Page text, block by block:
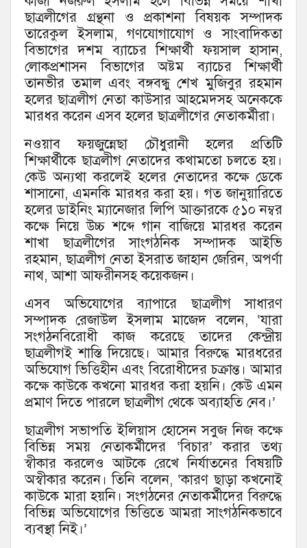
ছাত্রলীগের গ্রন্থনা ও প্রকাশনা বিষয়ক সম্পাদক
তারেকুল ইসলাম, গণযোগাযোগ ও সাংবাদিকতা
বিভাগের দশম ব্যাচের শিক্ষার্থী ফয়সাল হাসান,
লোকপ্রশাসন বিভাগের অষ্টম ব্যাচের শিক্ষার্থী
তানভীর তমাল এবং বঙ্গবন্ধু শেখ মুজিবুর রহমান
হলের ছাত্রলীগ নেতা কাউসার আহমেদসহ অনেককে
মারধর করেন এসব হলের ছাত্রলীগের নেতাকর্মীরা।
নওয়াব ফয়জুন্নেছা চৌধুরানী হলের প্রতিটি
শিক্ষার্থীকে ছাত্রলীগ নেতাদের কথামতো চলতে হয়।
কেউ অন্যথা করলেই হলের নেতাদের কক্ষে ডেকে
শাসানো, এমনকি মারধর করা হয়। গত জানুয়ারিতে
হলের ডাইনিং ম্যানেজার লিপি আক্তারকে ৫১০ নম্বর
কক্ষে নিয়ে উচ্চ শব্দে গান বাজিয়ে মারধর করেন
শাখা ছাত্রলীগের সাংগঠনিক সম্পাদক আইভি
রহমান, ছাত্রলীগ নেতা ইসরাত জাহান জেরিন, অপর্ণা
নাথ, আশা আফরীনসহ কয়েকজন।
এসব অভিযোগের ব্যাপারে ছাত্রলীগ সাধারণ
সম্পাদক রেজাউল ইসলাম মাজেদ বলেন, ‘যারা
সংগঠনবিরোধী কাজ করেছে তাদের কেন্দ্রীয়
ছাত্রলীগই শাস্তি দিয়েছে। আমার বিরুদ্ধে মারধরের
অভিযোগ ভিত্তিহীন এবং বিরোধীদের চক্রান্ত। আমার
কক্ষে কাউকে কখনো মারধর করা হয়নি। কেউ এমন
প্রমাণ দিতে পারলে ছাত্রলীগ থেকে অব্যাহতি নেব।’
ছাত্রলীগ সভাপতি ইলিয়াস হোসেন সবুজ নিজ কক্ষে
বিভিন্ন সময় নেতাকর্মীদের ‘বিচার’ করার তথ্য
স্বীকার করলেও আটকে রেখে নির্যাতনের বিষয়টি
অস্বীকার করেন। তিনি বলেন, ‘কারণ ছাড়া কখনোই
কাউকে মারা হয়নি। সংগঠনের নেতাকর্মীদের বিরুদ্ধে
বিভিন্ন অভিযোগের ভিত্তিতে আমরা সাংগঠনিকভাবে
ব্যবস্থা নিই।’